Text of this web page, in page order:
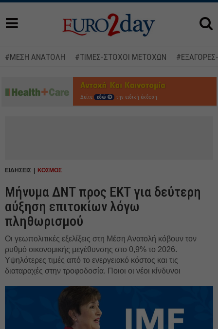
#ΜΕΣΗ ΑΝΑΤΟΛΗ #ΤΙΜΕΣ-ΣΤΟΧΟΙ ΜΕΤΟΧΩΝ
Δείτε εδώ την ειδική έκδοση
ΕΙΔΗΣΕΙΣ ΚΟΣΜΟΣ
Μήνυμα ΔΝΤ προς ΕΚΤ για δεύτερη
αύξηση επιτοκίων λόγω
πληθωρισμού
Οι γεωπολιτικές εξελίξεις στη Μέση Ανατολή κόβουν τον
ρυθμό οικονομικής μεγέθυνσης στο 0,9% το 2026.
Υψηλότερες τιμές από το ενεργειακό κόστος και τις
διαταραχές στην τροφοδοσία. Ποιοι οι νέοι κίνδυνοι